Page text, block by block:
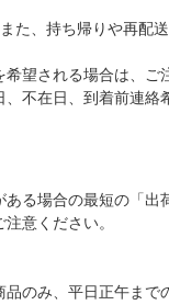
た、持ち帰りや再配
望される場合は、ご
不在日、到着前連絡
ある場合の最短の「出
意ください。
品のみ、平日正午まで